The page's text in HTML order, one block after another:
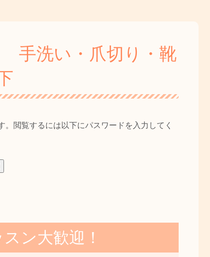
手洗い・爪切り・靴
閲覧するには以下にパスワードを入力してく
ン大歓迎！